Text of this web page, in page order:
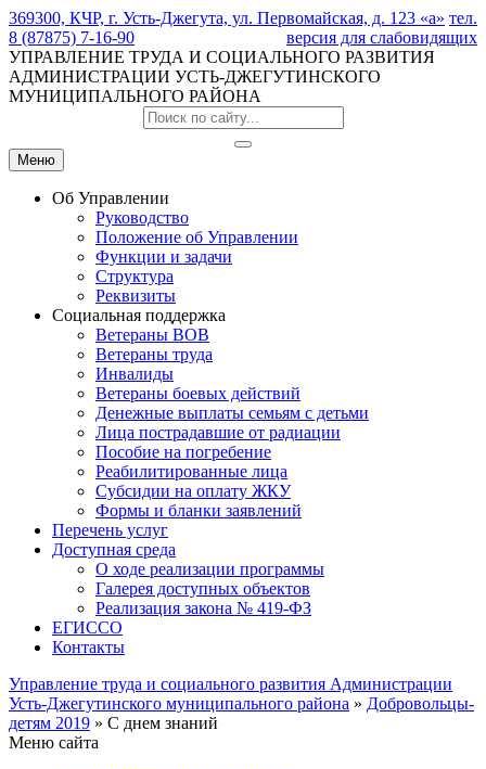
369300, КЧР, г. Усть-Джегута, ул. Первомайская, д. 123 «а» тел.
8 (87875) 7-16-90
версия для слабовидящих
УПРАВЛЕНИЕ ТРУДА И СОЦИАЛЬНОГО РАЗВИТИЯ
АДМИНИСТРАЦИИ УСТЬ-ДЖЕГУТИНСКОГО
МУНИЦИПАЛЬНОГО РАЙОНА
Меню
Об Управлении
Руководство
Положение об Управлении
Функции и задачи
Структура
Реквизиты
Социальная поддержка
Ветераны ВОВ
Ветераны труда
Инвалиды
Ветераны боевых действий
Денежные выплаты семьям с детьми
Лица пострадавшие от радиации
Пособие на погребение
Реабилитированные лица
Субсидии на оплату ЖКУ
Формы и бланки заявлений
Перечень услуг
Доступная среда
О ходе реализации программы
Галерея доступных объектов
Реализация закона № 419-ФЗ
ЕГИСCО
Контакты
Управление труда и социального развития Администрации
Усть-Джегутинского муниципального района » Добровольцы-
детям 2019 » С днем знаний
Меню сайта